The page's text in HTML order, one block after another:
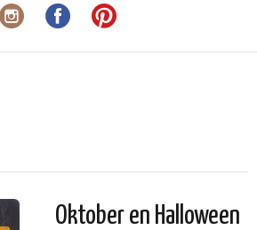
Oktober en Halloween